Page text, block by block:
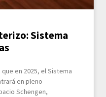
Sistema
en 2025, el Sistema
en pleno
Schengen,